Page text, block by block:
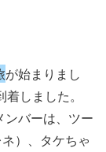
が始まりまし
しました。
ンバーは、ツー
）、タケちゃ